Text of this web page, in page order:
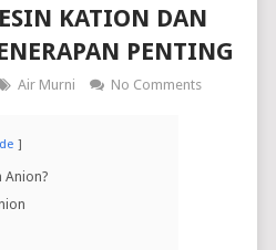
KATION DAN
PENTING
Air Murni No Comments
Anion?